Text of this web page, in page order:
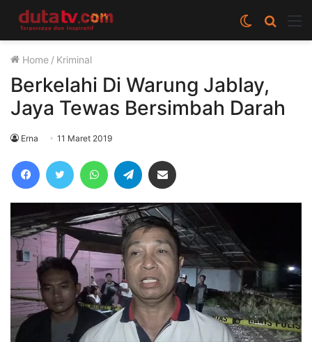
Cari
berita
Switch
skin
Home / Kriminal
Berkelahi Di Warung Jablay,
Jaya Tewas Bersimbah Darah
Erna 11 Maret 2019
FacebookTwitter WhatsAppTelegram